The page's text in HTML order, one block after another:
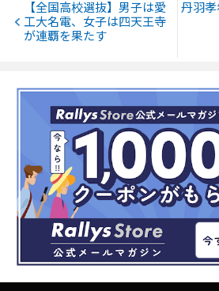
【全国高校選抜】男子は愛
工大名電、女子は四天王寺
が連覇を果たす
丹羽